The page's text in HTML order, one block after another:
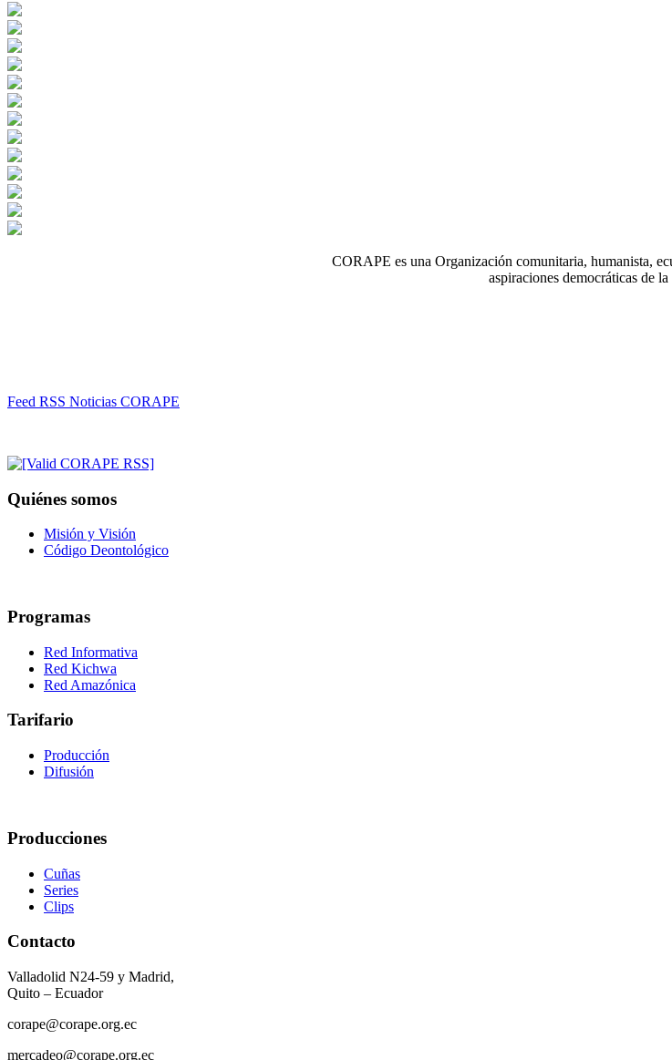
CORAPE es una Organización comunitaria, humanista,
aspiraciones democráticas de
Feed RSS Noticias CORAPE
Quiénes somos
Misión y Visión
Código Deontológico
Programas
Red Informativa
Red Kichwa
Red Amazónica
Tarifario
Producción
Difusión
Producciones
Cuñas
Series
Clips
Contacto
Valladolid N24-59 y Madrid,
Quito – Ecuador
corape@corape.org.ec
mercadeo@corape.org.ec